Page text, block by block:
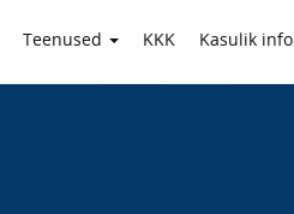
Teenused KKK Kasulik info